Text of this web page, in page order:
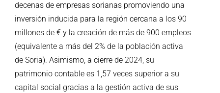
decenas de empresas sorianas promoviendo una
inversión inducida para la región cercana a los 90
millones de € y la creación de más de 900 empleos
(equivalente a más del 2% de la población activa
de Soria). Asimismo, a cierre de 2024, su
patrimonio contable es 1,57 veces superior a su
capital social gracias a la gestión activa de sus